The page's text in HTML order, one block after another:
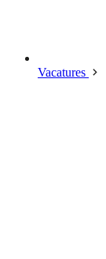
Vacatures